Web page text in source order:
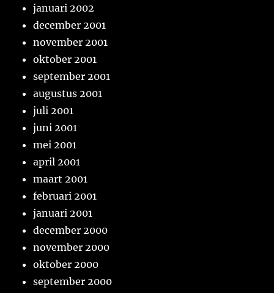
januari 2002
december 2001
november 2001
oktober 2001
september 2001
augustus 2001
juli 2001
juni 2001
mei 2001
april 2001
maart 2001
februari 2001
januari 2001
december 2000
november 2000
oktober 2000
september 2000